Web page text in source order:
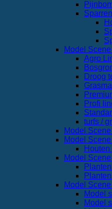
Sparren
Model
Agro
Droog
Profi
turfs /
Model
Model
Model
Model
Model
Model